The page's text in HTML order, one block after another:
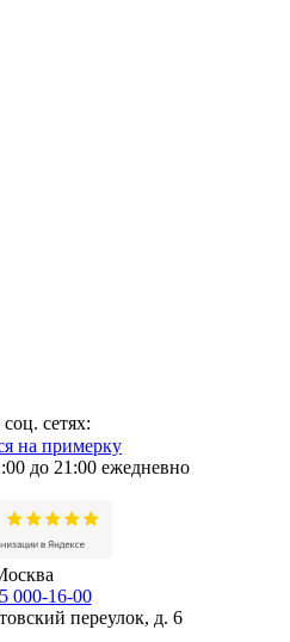
сетях:
на примерку
до 21:00 ежедневно
000-16-00
переулок, д. 6